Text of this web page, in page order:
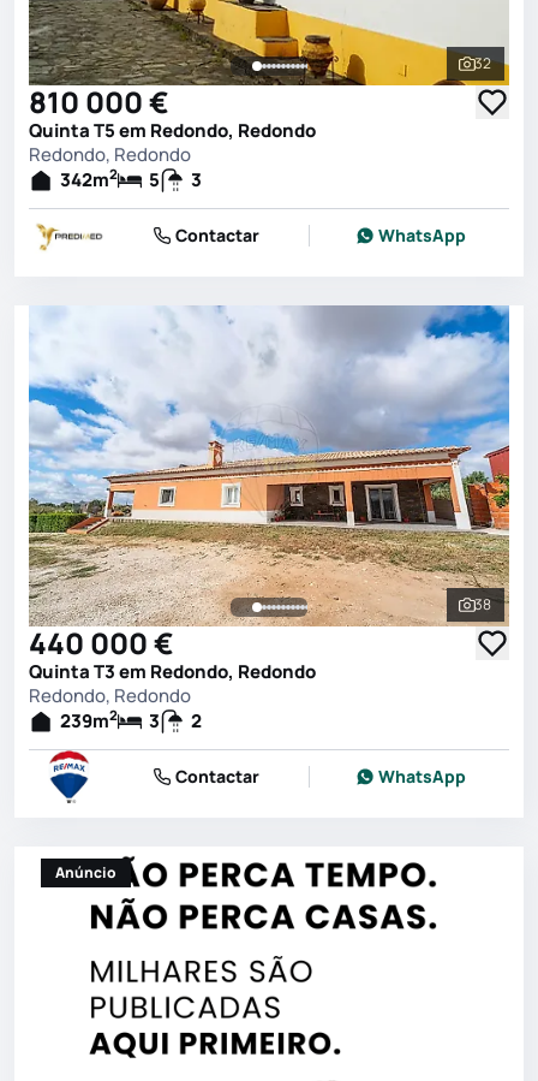
Ver
32
810 000 €
Quinta T5 em Redondo, Redondo
Redondo, Redondo
342m2 5 3
Contactar WhatsApp
Ver
38
440 000 €
Quinta T3 em Redondo, Redondo
Redondo, Redondo
239m2 3 2
Contactar WhatsApp
Anúncio